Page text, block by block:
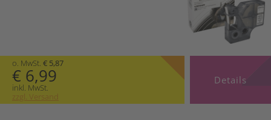
o. MwSt. € 5,87
€ 6,99
inkl. MwSt.
zzgl. Versand
Details